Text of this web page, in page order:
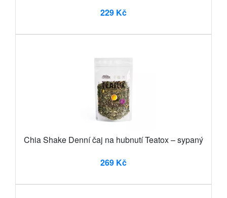
229 Kč
Chia Shake Denní čaj na hubnutí Teatox – sypaný
269 Kč